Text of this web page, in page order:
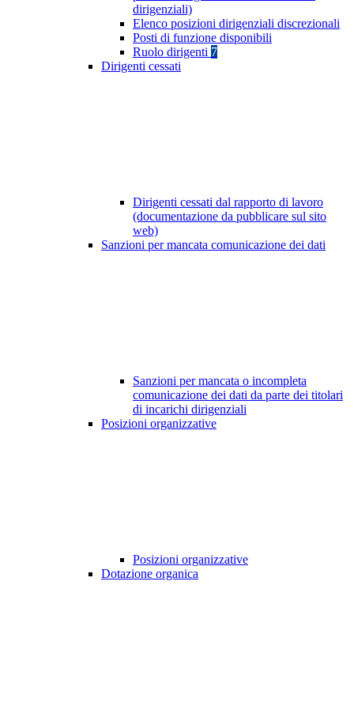
dirigenziali)
Elenco posizioni dirigenziali discrezionali
Posti di funzione disponibili
Ruolo dirigenti 7
Dirigenti cessati
Dirigenti cessati dal rapporto di lavoro
(documentazione da pubblicare sul sito
web)
Sanzioni per mancata comunicazione dei dati
Sanzioni per mancata o incompleta
comunicazione dei dati da parte dei titolari
di incarichi dirigenziali
Posizioni organizzative
Posizioni organizzative
Dotazione organica